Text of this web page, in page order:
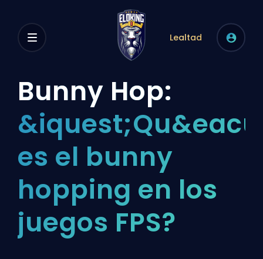
Lealtad
Bunny Hop:
es el bunny
hopping en los
juegos FPS?